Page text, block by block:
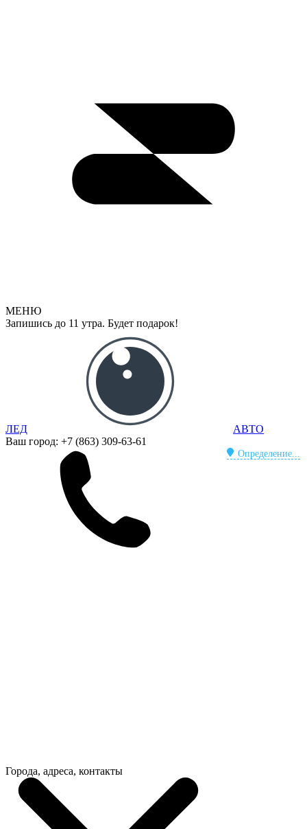
МЕНЮ
Запишись до 11 утра. Будет подарок!
ЛЕД
АВТО
Ваш город:
Определение...
+7 (863) 309-63-61
Города, адреса, контакты